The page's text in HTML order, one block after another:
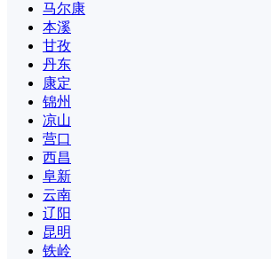
马尔康
本溪
甘孜
丹东
康定
锦州
凉山
营口
西昌
阜新
云南
辽阳
昆明
铁岭